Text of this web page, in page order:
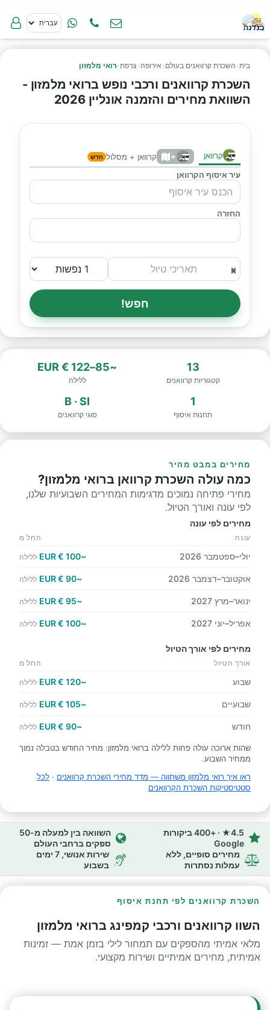
בית› השכרת קרוואנים בעולם › אירופה › צרפת›רואי מלמזון
השכרת קרוואנים ורכבי נופש ברואי מלמזון -
השוואת מחירים והזמנה אונליין 2026
קרוואן + קרוואן + מסלול חדש
עיר איסוף הקרוואן
החזרה
חפש!
13
קטגוריות קרוואנים
~85–122 € EUR
ללילה
1
תחנות איסוף
B · SI
סוגי קרוואנים
מחירים במבט מהיר
כמה עולה השכרת קרוואן ברואי מלמזון?
מחירי פתיחה נמוכים מדגימות המחירים השבועיות שלנו,
לפי עונה ואורך הטיול.
מחירים לפי עונה
עונה החל מ
יולי–ספטמבר 2026 ~100 € EUR ללילה
אוקטובר–דצמבר 2026 ~90 € EUR ללילה
ינואר–מרץ 2027 ~95 € EUR ללילה
אפריל–יוני 2027 ~100 € EUR ללילה
מחירים לפי אורך הטיול
אורך הטיול החל מ
שבוע ~120 € EUR ללילה
שבועיים ~105 € EUR ללילה
חודש ~90 € EUR ללילה
שהות ארוכה עולה פחות ללילה ברואי מלמזון: מחיר החודש בטבלה נמוך
ממחיר השבוע.
ראו איך רואי מלמזון משתווה — מדד מחירי השכרת קרוואנים · לכל
סטטיסטיקות השכרת הקרוואנים
4.5★ · +400 ביקורות
Google
השוואה בין למעלה מ-50
ספקים ברחבי העולם
מחירים סופיים, ללא
עמלות נסתרות
שירות אנושי, 7 ימים
בשבוע
השכרת קרוואנים לפי תחנת איסוף
השוו קרוואנים ורכבי קמפינג ברואי מלמזון
מלאי אמיתי מהספקים עם תמחור לילי בזמן אמת — זמינות
אמיתית, מחירים אמיתיים ושירות מקצועי.